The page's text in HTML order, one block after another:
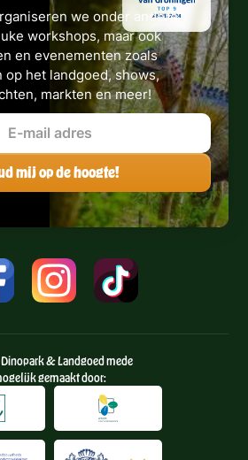
we onder andere
workshops, maar ook
en evenementen zoals
op het landgoed, shows,
markten en meer!
Dinopark & Landgoed mede
gemaakt door: